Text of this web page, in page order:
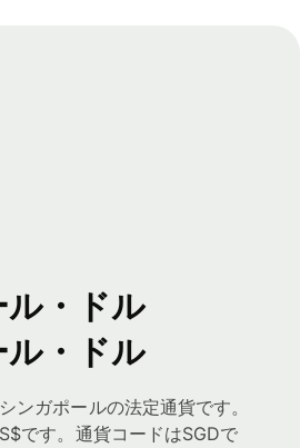
ル・ドル
ル・ドル
ンガポールの法定通貨です。
です。通貨コードはSGDで